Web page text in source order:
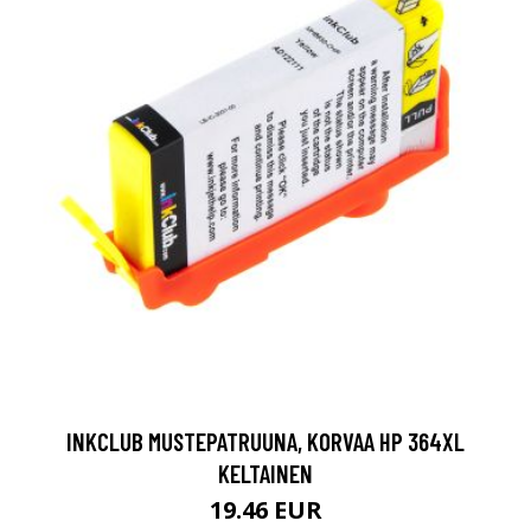
INKCLUB MUSTEPATRUUNA, KORVAA HP 364XL
KELTAINEN
19.46 EUR